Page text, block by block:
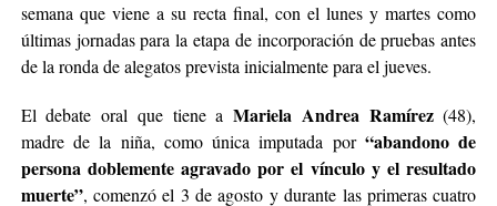
semana que viene a su recta final, con el lunes y martes como
últimas jornadas para la etapa de incorporación de pruebas antes
de la ronda de alegatos prevista inicialmente para el jueves.
El debate oral que tiene aMariela Andrea Ramírez(48),
madre de la niña, como única imputada por“abandono de
persona doblemente agravado por el vínculo y el resultado
muerte”, comenzó el 3 de agosto y durante las primeras cuatro